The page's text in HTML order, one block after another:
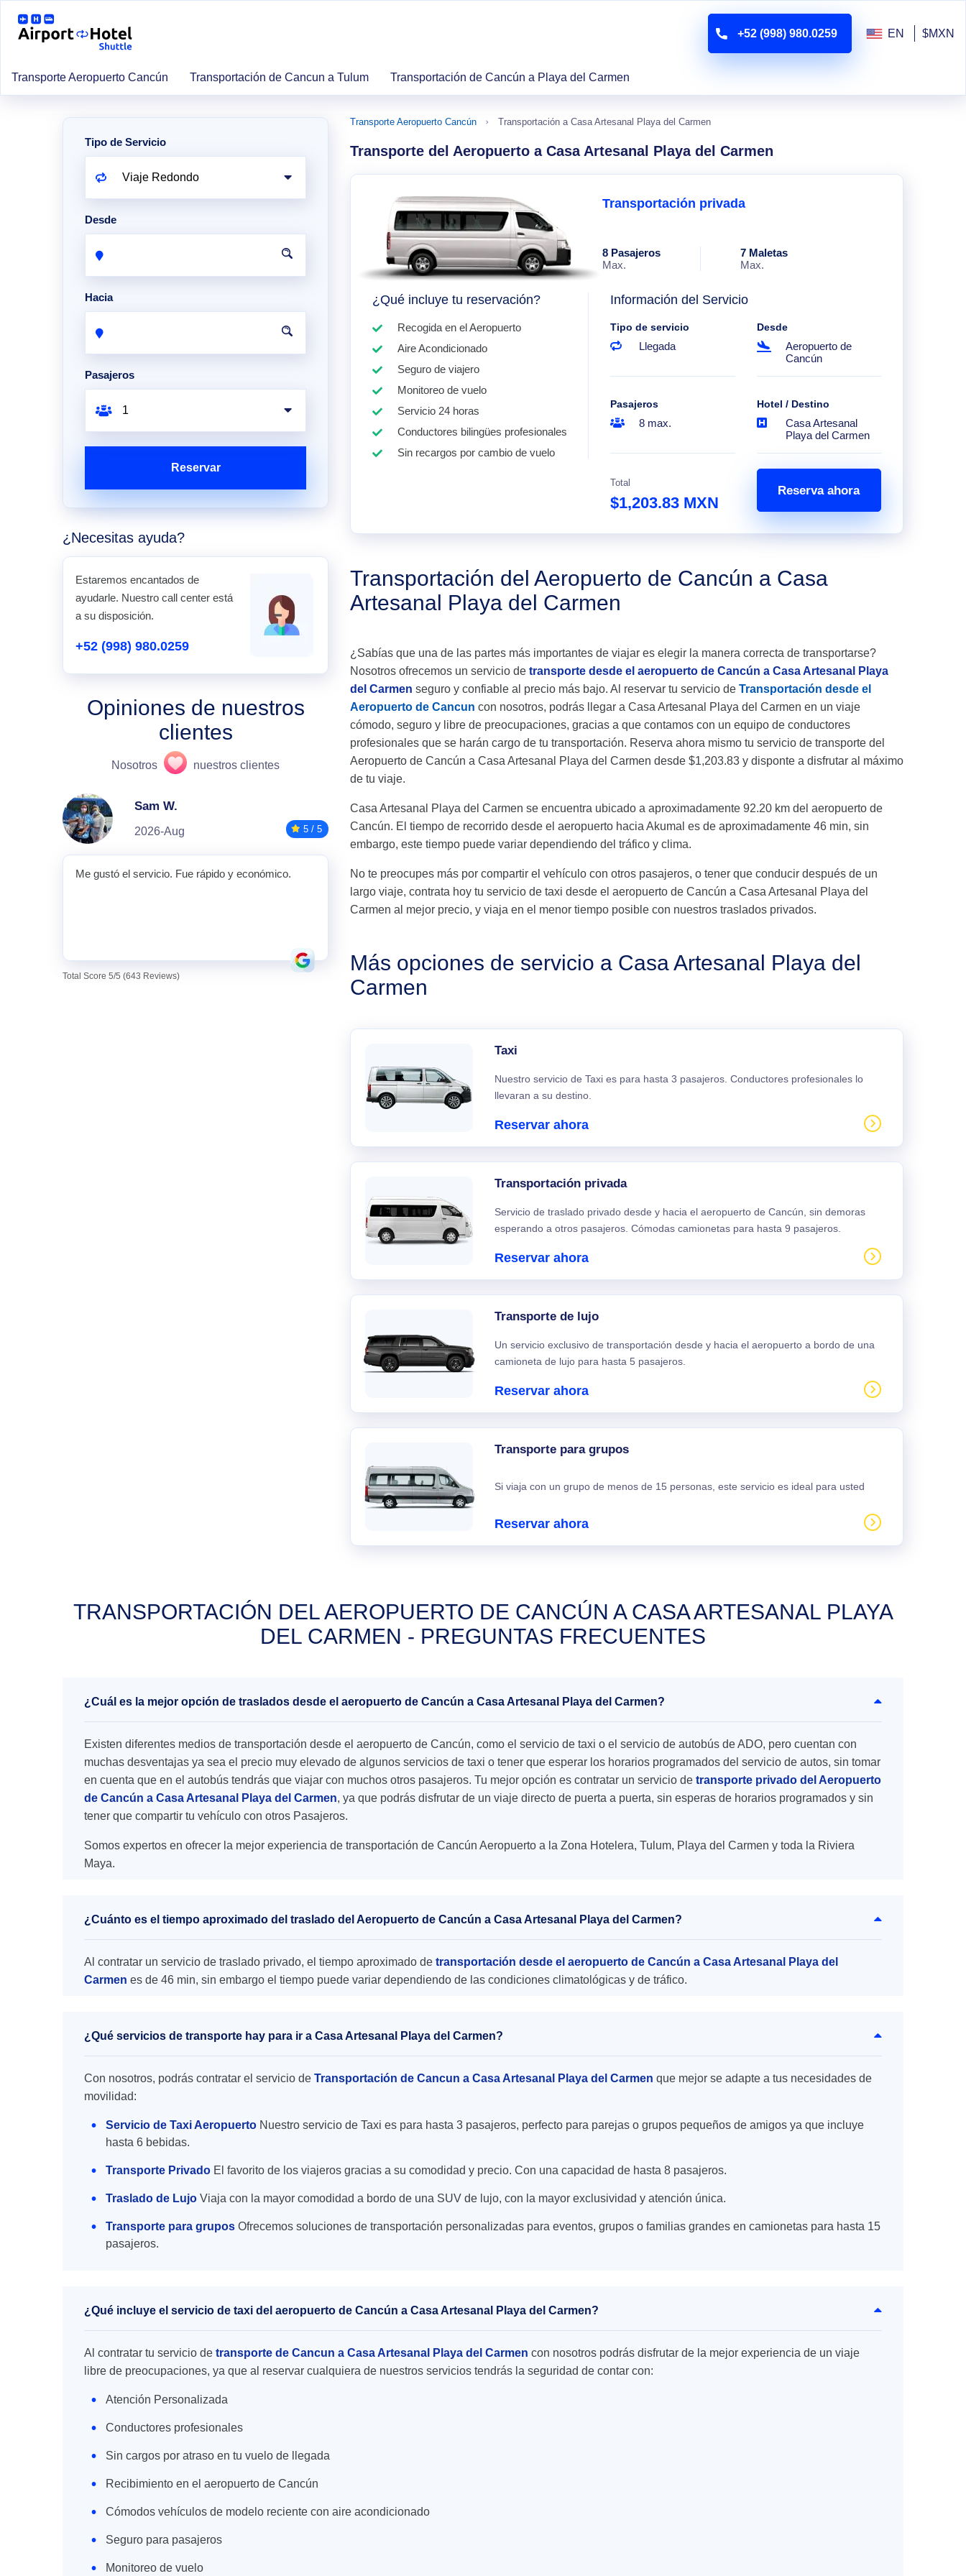
Transporte Aeropuerto Cancún Transportación de Cancun a Tulum Transportación de Cancún a Playa del Carmen
+52 (998) 980.0259 EN $MXN
Transporte Aeropuerto Cancún Transportación a Casa Artesanal Playa del Carmen
Transporte del Aeropuerto a Casa Artesanal Playa del Carmen
Transportación privada
8 Pasajeros
Max.
7 Maletas
Max.
¿Qué incluye tu reservación?
Recogida en el Aeropuerto
Aire Acondicionado
Seguro de viajero
Monitoreo de vuelo
Servicio 24 horas
Conductores bilingües profesionales
Sin recargos por cambio de vuelo
Información del Servicio
Tipo de servicio
Llegada
Desde
Aeropuerto de
Cancún
Pasajeros
8 max.
Hotel / Destino
Casa Artesanal
Playa del Carmen
Total
$1,203.83 MXN
Reserva ahora
Transportación del Aeropuerto de Cancún a Casa
Artesanal Playa del Carmen
¿Sabías que una de las partes más importantes de viajar es elegir la manera correcta de transportarse?
Nosotros ofrecemos un servicio de transporte desde el aeropuerto de Cancún a Casa Artesanal Playa
del Carmen seguro y confiable al precio más bajo. Al reservar tu servicio de Transportación desde el
Aeropuerto de Cancun con nosotros, podrás llegar a Casa Artesanal Playa del Carmen en un viaje
cómodo, seguro y libre de preocupaciones, gracias a que contamos con un equipo de conductores
profesionales que se harán cargo de tu transportación. Reserva ahora mismo tu servicio de transporte del
Aeropuerto de Cancún a Casa Artesanal Playa del Carmen desde $1,203.83 y disponte a disfrutar al máximo
de tu viaje.
Casa Artesanal Playa del Carmen se encuentra ubicado a aproximadamente 92.20 km del aeropuerto de
Cancún. El tiempo de recorrido desde el aeropuerto hacia Akumal es de aproximadamente 46 min, sin
embargo, este tiempo puede variar dependiendo del tráfico y clima.
No te preocupes más por compartir el vehículo con otros pasajeros, o tener que conducir después de un
largo viaje, contrata hoy tu servicio de taxi desde el aeropuerto de Cancún a Casa Artesanal Playa del
Carmen al mejor precio, y viaja en el menor tiempo posible con nuestros traslados privados.
Más opciones de servicio a Casa Artesanal Playa del
Carmen
Taxi
Nuestro servicio de Taxi es para hasta 3 pasajeros. Conductores profesionales lo
llevaran a su destino.
Reservar ahora
Transportación privada
Servicio de traslado privado desde y hacia el aeropuerto de Cancún, sin demoras
esperando a otros pasajeros. Cómodas camionetas para hasta 9 pasajeros.
Reservar ahora
Transporte de lujo
Un servicio exclusivo de transportación desde y hacia el aeropuerto a bordo de una
camioneta de lujo para hasta 5 pasajeros.
Reservar ahora
Transporte para grupos
Si viaja con un grupo de menos de 15 personas, este servicio es ideal para usted
Reservar ahora
Tipo de Servicio
Desde
Hacia
Pasajeros
Reservar
¿Necesitas ayuda?
Estaremos encantados de
ayudarle. Nuestro call center está
a su disposición.
+52 (998) 980.0259
Opiniones de nuestros
clientes
Nosotros nuestros clientes
Sam W.
2026-Aug 5 / 5
Me gustó el servicio. Fue rápido y económico.
Total Score 5/5 (643 Reviews)
TRANSPORTACIÓN DEL AEROPUERTO DE CANCÚN A CASA ARTESANAL PLAYA
DEL CARMEN - PREGUNTAS FRECUENTES
¿Cuál es la mejor opción de traslados desde el aeropuerto de Cancún a Casa Artesanal Playa del Carmen?
Existen diferentes medios de transportación desde el aeropuerto de Cancún, como el servicio de taxi o el servicio de autobús de ADO, pero cuentan con
muchas desventajas ya sea el precio muy elevado de algunos servicios de taxi o tener que esperar los horarios programados del servicio de autos, sin tomar
en cuenta que en el autobús tendrás que viajar con muchos otros pasajeros. Tu mejor opción es contratar un servicio de transporte privado del Aeropuerto
de Cancún a Casa Artesanal Playa del Carmen, ya que podrás disfrutar de un viaje directo de puerta a puerta, sin esperas de horarios programados y sin
tener que compartir tu vehículo con otros Pasajeros.
Somos expertos en ofrecer la mejor experiencia de transportación de Cancún Aeropuerto a la Zona Hotelera, Tulum, Playa del Carmen y toda la Riviera
Maya.
¿Cuánto es el tiempo aproximado del traslado del Aeropuerto de Cancún a Casa Artesanal Playa del Carmen?
Al contratar un servicio de traslado privado, el tiempo aproximado de transportación desde el aeropuerto de Cancún a Casa Artesanal Playa del
Carmen es de 46 min, sin embargo el tiempo puede variar dependiendo de las condiciones climatológicas y de tráfico.
¿Qué servicios de transporte hay para ir a Casa Artesanal Playa del Carmen?
Con nosotros, podrás contratar el servicio de Transportación de Cancun a Casa Artesanal Playa del Carmen que mejor se adapte a tus necesidades de
movilidad:
Servicio de Taxi Aeropuerto Nuestro servicio de Taxi es para hasta 3 pasajeros, perfecto para parejas o grupos pequeños de amigos ya que incluye
hasta 6 bebidas.
Transporte Privado El favorito de los viajeros gracias a su comodidad y precio. Con una capacidad de hasta 8 pasajeros.
Traslado de Lujo Viaja con la mayor comodidad a bordo de una SUV de lujo, con la mayor exclusividad y atención única.
Transporte para grupos Ofrecemos soluciones de transportación personalizadas para eventos, grupos o familias grandes en camionetas para hasta 15
pasajeros.
¿Qué incluye el servicio de taxi del aeropuerto de Cancún a Casa Artesanal Playa del Carmen?
Al contratar tu servicio de transporte de Cancun a Casa Artesanal Playa del Carmen con nosotros podrás disfrutar de la mejor experiencia de un viaje
libre de preocupaciones, ya que al reservar cualquiera de nuestros servicios tendrás la seguridad de contar con:
Atención Personalizada
Conductores profesionales
Sin cargos por atraso en tu vuelo de llegada
Recibimiento en el aeropuerto de Cancún
Cómodos vehículos de modelo reciente con aire acondicionado
Seguro para pasajeros
Monitoreo de vuelo